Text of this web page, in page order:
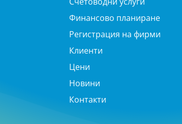
Финансово планиране
Регистрация на фирми
Клиенти
Цени
Новини
Контакти